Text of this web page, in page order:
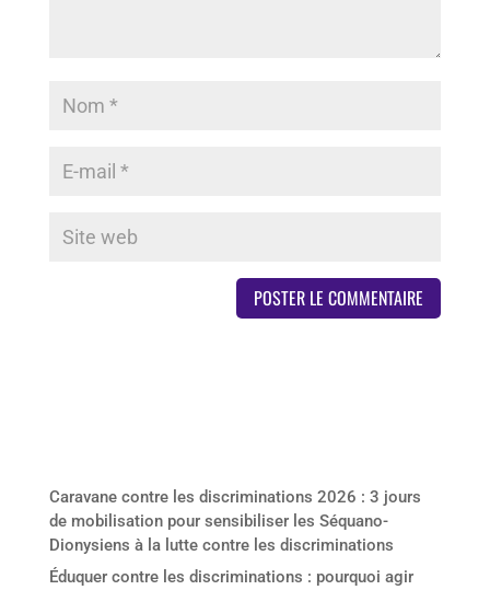
Caravane contre les discriminations 2026 : 3 jours
de mobilisation pour sensibiliser les Séquano-
Dionysiens à la lutte contre les discriminations
Éduquer contre les discriminations : pourquoi agir